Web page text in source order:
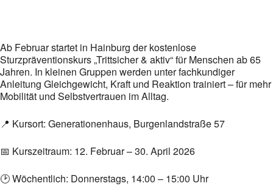
Ab Februar startet in Hainburg der kostenlose
Sturzpräventionskurs „Trittsicher & aktiv“ für Menschen ab 65
Jahren. In kleinen Gruppen werden unter fachkundiger
Anleitung Gleichgewicht, Kraft und Reaktion trainiert – für mehr
Mobilität und Selbstvertrauen im Alltag.
📍 Kursort: Generationenhaus, Burgenlandstraße 57
📅 Kurszeitraum: 12. Februar – 30. April 2026
🕑 Wöchentlich: Donnerstags, 14:00 – 15:00 Uhr